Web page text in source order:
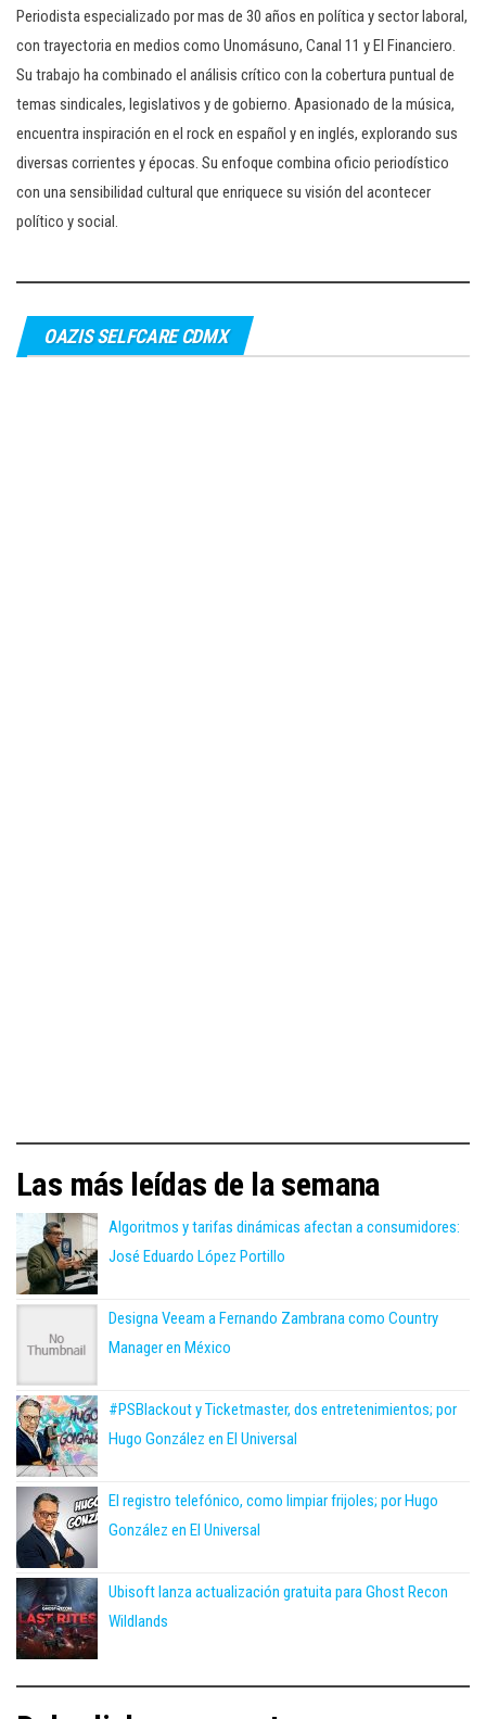
Periodista especializado por mas de 30 años en política y sector laboral,
con trayectoria en medios como Unomásuno, Canal 11 y El Financiero.
Su trabajo ha combinado el análisis crítico con la cobertura puntual de
temas sindicales, legislativos y de gobierno. Apasionado de la música,
encuentra inspiración en el rock en español y en inglés, explorando sus
diversas corrientes y épocas. Su enfoque combina oficio periodístico
con una sensibilidad cultural que enriquece su visión del acontecer
político y social.
OAZIS SELFCARE CDMX
Las más leídas de la semana
Algoritmos y tarifas dinámicas afectan a consumidores:
José Eduardo López Portillo
Designa Veeam a Fernando Zambrana como Country
Manager en México
#PSBlackout y Ticketmaster, dos entretenimientos; por
Hugo González en El Universal
El registro telefónico, como limpiar frijoles; por Hugo
González en El Universal
Ubisoft lanza actualización gratuita para Ghost Recon
Wildlands